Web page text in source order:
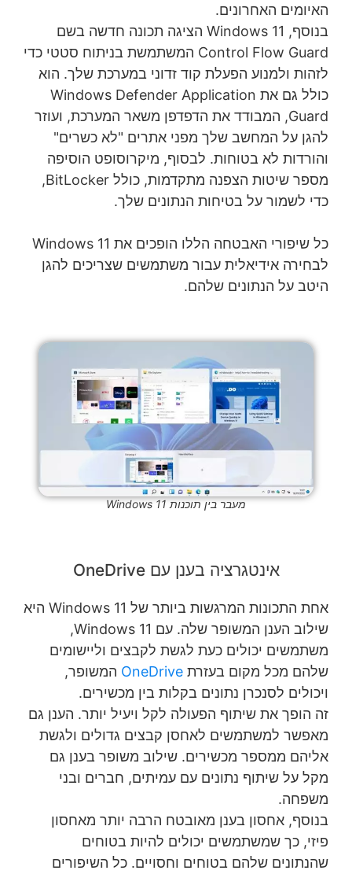
האיומים האחרונים.
בנוסף, Windows 11 הציגה תכונה חדשה בשם
Control Flow Guard המשתמשת בניתוח סטטי כדי
לזהות ולמנוע הפעלת קוד זדוני במערכת שלך. הוא
כולל גם את Windows Defender Application
Guard, המבודד את הדפדפן משאר המערכת, ועוזר
להגן על המחשב שלך מפני אתרים "לא כשרים"
והורדות לא בטוחות. לבסוף, מיקרוסופט הוסיפה
מספר שיטות הצפנה מתקדמות, כולל BitLocker,
כדי לשמור על בטיחות הנתונים שלך.
כל שיפורי האבטחה הללו הופכים את Windows 11
לבחירה אידיאלית עבור משתמשים שצריכים להגן
היטב על הנתונים שלהם.
מעבר בין תוכנות Windows 11
אינטגרציה בענן עם OneDrive
אחת התכונות המרגשות ביותר של Windows 11 היא
שילוב הענן המשופר שלה. עם Windows 11,
משתמשים יכולים כעת לגשת לקבצים וליישומים
שלהם מכל מקום בעזרת OneDrive המשופר,
ויכולים לסנכרן נתונים בקלות בין מכשירים.
זה הופך את שיתוף הפעולה לקל ויעיל יותר. הענן גם
מאפשר למשתמשים לאחסן קבצים גדולים ולגשת
אליהם ממספר מכשירים. שילוב משופר בענן גם
מקל על שיתוף נתונים עם עמיתים, חברים ובני
משפחה.
בנוסף, אחסון בענן מאובטח הרבה יותר מאחסון
פיזי, כך שמשתמשים יכולים להיות בטוחים
שהנתונים שלהם בטוחים וחסויים. כל השיפורים